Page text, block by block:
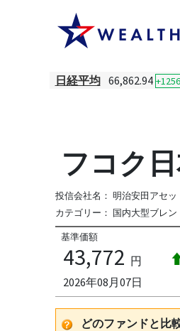
日経平均 66,862.94
フコク
投信会社名： 明治安田アセッ
カテゴリー： 国内大型ブレン
基準価額
43,772 円
2026年08月07日
どのファンドと比